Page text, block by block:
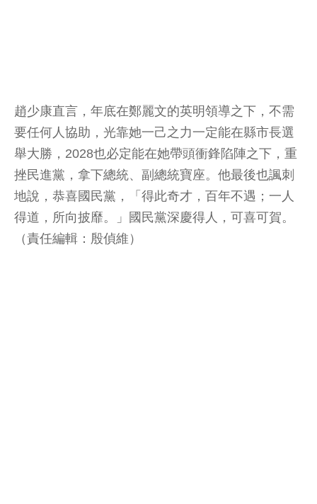
趙少康直言，年底在鄭麗文的英明領導之下，不需
要任何人協助，光靠她一己之力一定能在縣市長選
舉大勝，2028也必定能在她帶頭衝鋒陷陣之下，重
挫民進黨，拿下總統、副總統寶座。他最後也諷刺
地說，恭喜國民黨，「得此奇才，百年不遇；一人
得道，所向披靡。」國民黨深慶得人，可喜可賀。
（責任編輯：殷偵維）